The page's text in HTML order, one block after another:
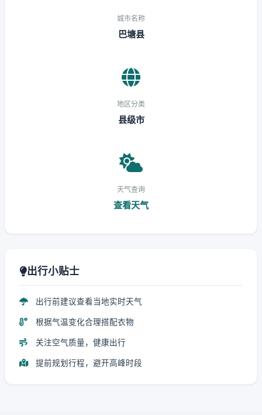
城市名称
巴塘县
地区分类
县级市
天气查询
查看天气
出行小贴士
出行前建议查看当地实时天气
根据气温变化合理搭配衣物
关注空气质量，健康出行
提前规划行程，避开高峰时段